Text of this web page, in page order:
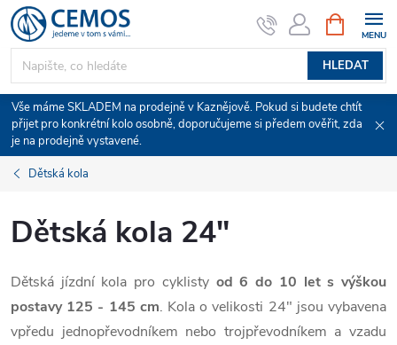
Přejít
na
obsah
HLEDAT
NÁKUPNÍ
KOŠÍK
Vše máme SKLADEM na prodejně v Kaznějově. Pokud si budete chtít
přijet pro konkrétní kolo osobně, doporučujeme si předem ověřit, zda
je na prodejně vystavené.
Dětská kola
Dětská kola 24"
Dětská jízdní kola pro cyklisty od 6 do 10 let s výškou
postavy 125 - 145 cm. Kola o velikosti 24" jsou vybavena
vpředu jednopřevodníkem nebo trojpřevodníkem a vzadu